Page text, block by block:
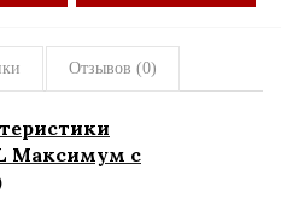
Отзывов (0)
Максимум с